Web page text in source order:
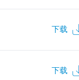
下载
下载